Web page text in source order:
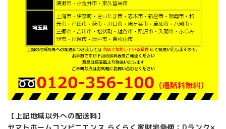
【上記地域以外への配送料】